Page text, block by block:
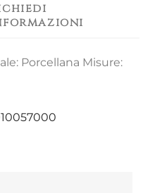
Porcellana Misure: